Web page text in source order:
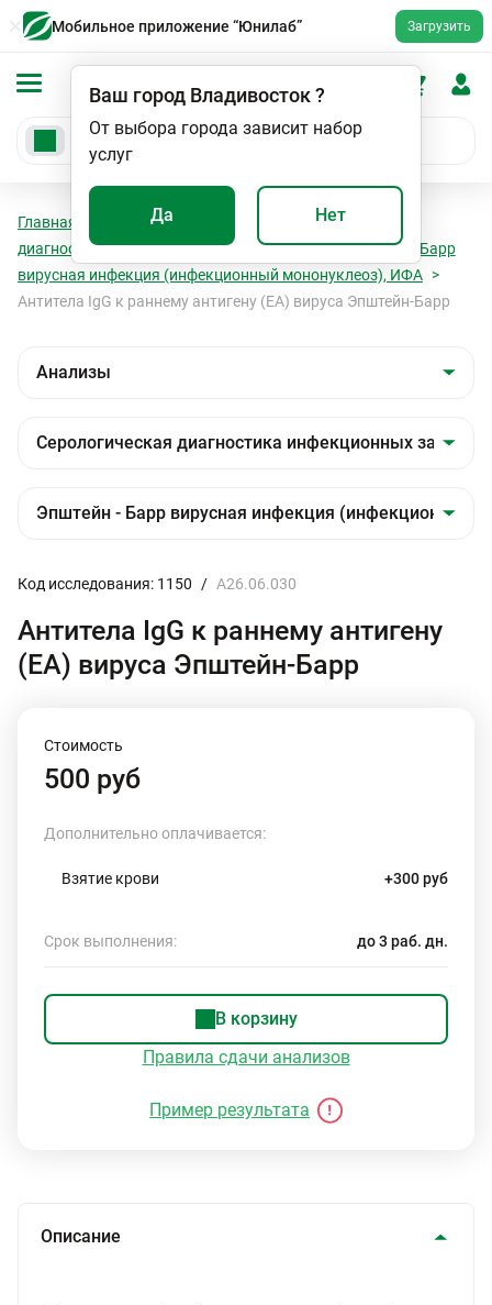
Мобильное приложение “Юнилаб” Загрузить
Ваш город Владивосток?
От выбора города зависит набор
услуг
Да Нет
Главная Анализы
Серологическая
диагностика инфекционных заболеваний
Эпштейн - Барр
вирусная инфекция (инфекционный мононуклеоз), ИФА
Антитела IgG к раннему антигену (ЕА) вируса Эпштейн-Барр
Код исследования: 1150 / A26.06.030
Антитела IgG к раннему антигену
(ЕА) вируса Эпштейн-Барр
Стоимость
500 руб
Дополнительно оплачивается:
Взятие крови +300 руб
Срок выполнения: до 3 раб. дн.
В корзину
Правила сдачи анализов
Пример результата
Описание